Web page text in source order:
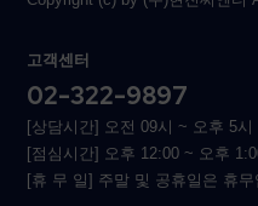
고객센터
02-322-9897
[상담시간] 오전 09시 ~ 오후 5시
[점심시간] 오후 12:00 ~ 오후
[휴 무 일] 주말 및 공휴일은 휴무